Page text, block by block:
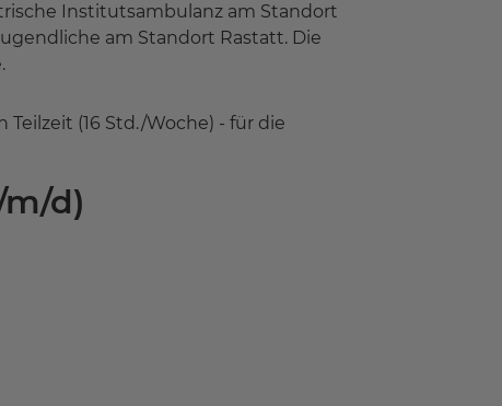
Institutsambulanz am Standort
am Standort Rastatt. Die
(16 Std./Woche) - für die
d)